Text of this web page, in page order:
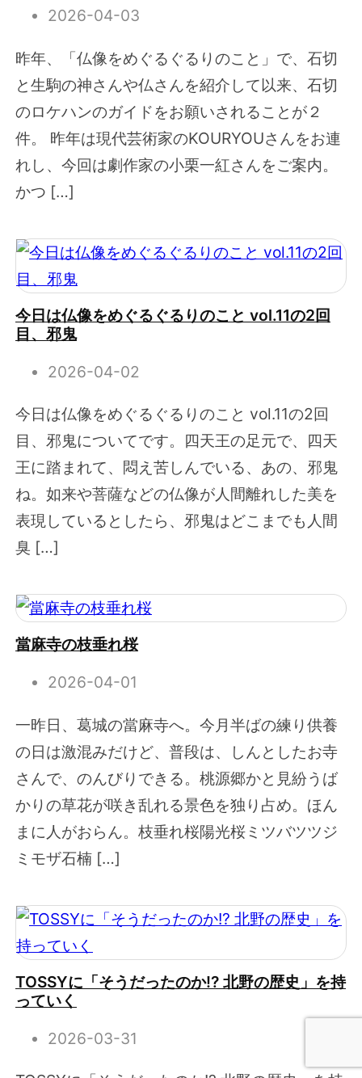
2026-04-03
昨年、「仏像をめぐるぐるりのこと」で、石切
と生駒の神さんや仏さんを紹介して以来、石切
のロケハンのガイドをお願いされることが２
件。 昨年は現代芸術家のKOURYOUさんをお連
れし、今回は劇作家の小栗一紅さんをご案内。
かつ […]
今日は仏像をめぐるぐるりのこと vol.11の2回
目、邪鬼
2026-04-02
今日は仏像をめぐるぐるりのこと vol.11の2回
目、邪鬼についてです。四天王の足元で、四天
王に踏まれて、悶え苦しんでいる、あの、邪鬼
ね。如来や菩薩などの仏像が人間離れした美を
表現しているとしたら、邪鬼はどこまでも人間
臭 […]
當麻寺の枝垂れ桜
2026-04-01
一昨日、葛城の當麻寺へ。今月半ばの練り供養
の日は激混みだけど、普段は、しんとしたお寺
さんで、のんびりできる。桃源郷かと見紛うば
かりの草花が咲き乱れる景色を独り占め。ほん
まに人がおらん。枝垂れ桜陽光桜ミツバツツジ
ミモザ石楠 […]
TOSSYに「そうだったのか!? 北野の歴史」を持
っていく
2026-03-31